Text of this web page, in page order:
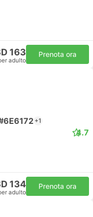
163
adulto
Prenota ora
+1
4.7
134
adulto
Prenota ora